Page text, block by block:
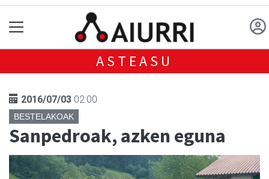
ASTEASU
2016/07/03 02:00
BESTELAKOAK
Sanpedroak, azken eguna